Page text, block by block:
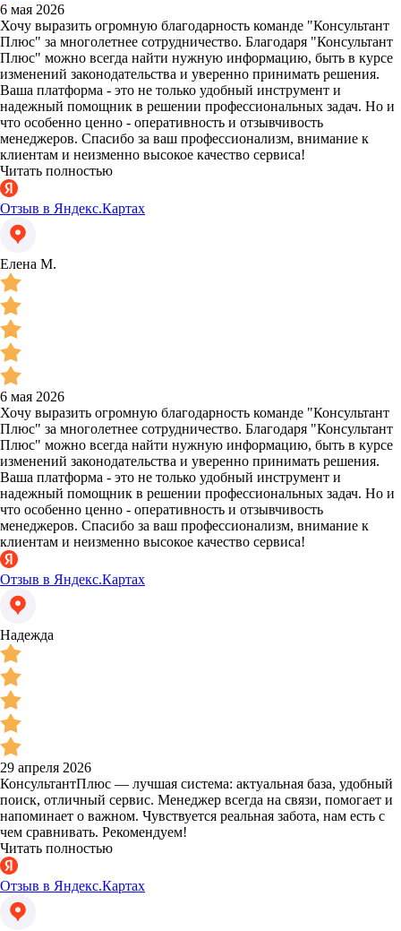
6 мая 2026
Хочу выразить огромную благодарность команде "Консультант
Плюс" за многолетнее сотрудничество. Благодаря "Консультант
Плюс" можно всегда найти нужную информацию, быть в курсе
изменений законодательства и уверенно принимать решения.
Ваша платформа - это не только удобный инструмент и
надежный помощник в решении профессиональных задач. Но и
что особенно ценно - оперативность и отзывчивость
менеджеров. Спасибо за ваш профессионализм, внимание к
клиентам и неизменно высокое качество сервиса!
Читать полностью
Отзыв в Яндекс.Картах
Елена М.
6 мая 2026
Хочу выразить огромную благодарность команде "Консультант
Плюс" за многолетнее сотрудничество. Благодаря "Консультант
Плюс" можно всегда найти нужную информацию, быть в курсе
изменений законодательства и уверенно принимать решения.
Ваша платформа - это не только удобный инструмент и
надежный помощник в решении профессиональных задач. Но и
что особенно ценно - оперативность и отзывчивость
менеджеров. Спасибо за ваш профессионализм, внимание к
клиентам и неизменно высокое качество сервиса!
Отзыв в Яндекс.Картах
Надежда
29 апреля 2026
КонсультантПлюс — лучшая система: актуальная база, удобный
поиск, отличный сервис. Менеджер всегда на связи, помогает и
напоминает о важном. Чувствуется реальная забота, нам есть с
чем сравнивать. Рекомендуем!
Читать полностью
Отзыв в Яндекс.Картах